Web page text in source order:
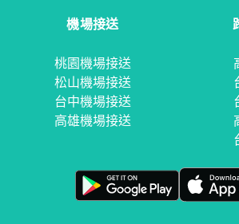
機場接送
桃園機場接送
松山機場接送
台中機場接送
高雄機場接送